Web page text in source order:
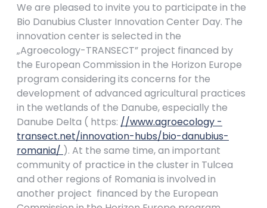
We are pleased to invite you to participate in the
Bio Danubius Cluster Innovation Center Day. The
innovation center is selected in the
„Agroecology-TRANSECT” project financed by
the European Commission in the Horizon Europe
program considering its concerns for the
development of advanced agricultural practices
in the wetlands of the Danube, especially the
Danube Delta ( https: //www.agroecology -
transect.net/innovation-hubs/bio-danubius-
romania/ ). At the same time, an important
community of practice in the cluster in Tulcea
and other regions of Romania is involved in
another project financed by the European